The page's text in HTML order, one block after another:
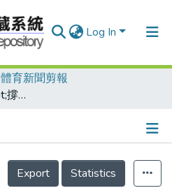
Log In
體育新聞剪報
這邊有&quot;王子&quot;撐腰 那方是&quot;天才&quot;領軍 體操較勁 大陸、蘇聯有得拚/後空翻三周 李春陽絕活挑戰&quot;師祖&quot;柳金
Details
Export
Statistics